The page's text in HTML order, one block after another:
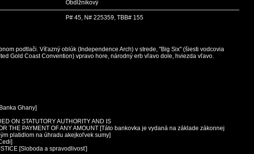
Obdĺžnikový
P# 45, N# 225359, TBB# 155
podtlači. Víťazný oblúk (Independence Arch) v strede, "Big Six" (šiesti vodcovia
Gold Coast Convention) vpravo hore, národný erb vľavo dole, hviezda vľavo.
Ghany]
ON STATUTORY AUTHORITY AND IS
THE PAYMENT OF ANY AMOUNT [Táto bankovka je vydaná na základe zákonnej
platidlom na úhradu akejkoľvek sumy]
[Sloboda a spravodlivosť]